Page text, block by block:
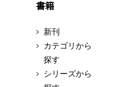
書籍
新刊
カテゴリから
探す
シリーズから